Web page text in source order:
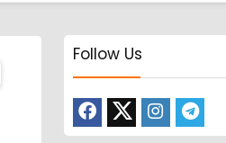
Follow Us